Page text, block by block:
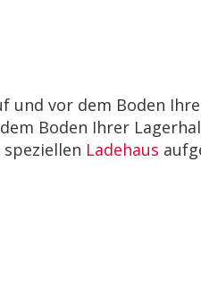
und vor dem Boden
Boden Ihrer
Ladehaus